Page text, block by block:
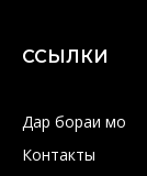
ССЫЛКИ
Дар бораи мо
Контакты